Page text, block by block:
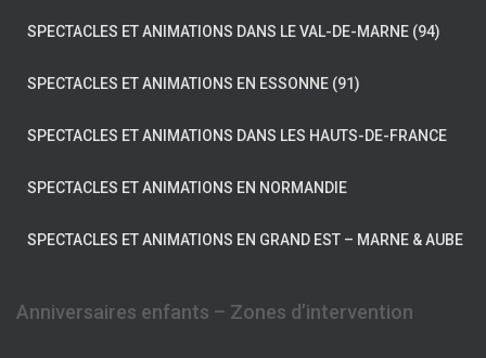
SPECTACLES ET ANIMATIONS DANS LE VAL-DE-MARNE (94)
SPECTACLES ET ANIMATIONS EN ESSONNE (91)
SPECTACLES ET ANIMATIONS DANS LES HAUTS-DE-FRANCE
SPECTACLES ET ANIMATIONS EN NORMANDIE
SPECTACLES ET ANIMATIONS EN GRAND EST – MARNE & AUBE
Anniversaires enfants – Zones d’intervention